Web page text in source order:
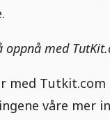
med
med
våre mer